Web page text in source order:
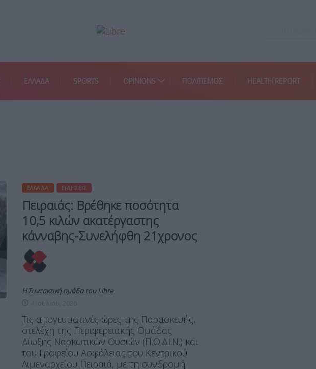
ΕΛΛΑΔΑ SPORTS OPINIONS ΠΟΛΙΤΙΣΜΟΣ HEALTH REPORT
ΕΛΛΆΔΑ ΕΙΔΉΣΕΙΣ
Πειραιάς: Βρέθηκε ποσότητα
10,5 κιλών ακατέργαστης
κάνναβης-Συνελήφθη 21χρονος
Η Συντακτική ομάδα του Libre
Τις απογευματινές ώρες της Παρασκευής,
στελέχη της Περιφερειακής Ομάδας
Δίωξης Ναρκωτικών Ουσιών (Π.Ο.ΔΙ.Ν.) και
του Γραφείου Ασφάλειας του Κεντρικού
Λιμεναρχείου Πειραιά, με τη συνδρομή